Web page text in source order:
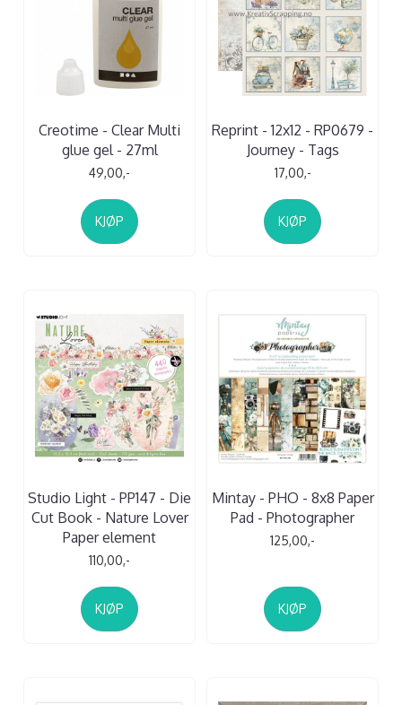
Creotime - Clear Multi
glue gel - 27ml
49,00,-
KJØP
Reprint - 12x12 - RP0679 -
Journey - Tags
17,00,-
KJØP
Studio Light - PP147 - Die
Cut Book - Nature Lover
Paper element
110,00,-
KJØP
Mintay - PHO - 8x8 Paper
Pad - Photographer
125,00,-
KJØP